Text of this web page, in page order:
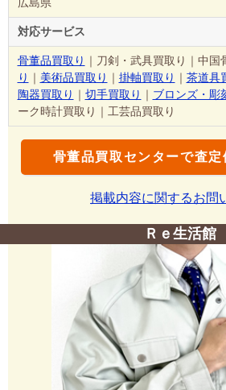
広島県
対応サービス
骨董品買取り ｜刀剣・武具買取り｜中国
り ｜ 美術品買取り ｜ 掛軸買取り ｜ 茶道具
陶器買取り ｜ 切手買取り ｜ ブロンズ・彫
ーク時計買取り｜工芸品買取り
骨董品買取センターで査定
掲載内容に関するお問
Ｒｅ生活館